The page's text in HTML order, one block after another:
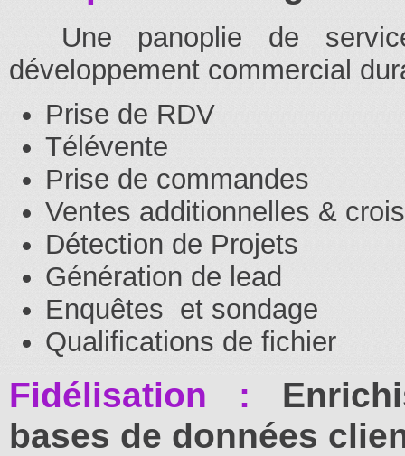
Une panoplie de
développement commercial
Prise de RDV
Télévente
Prise de commandes
Ventes additionnelles &
Détection de Projets
Génération de lead
Enquêtes et sondage
Qualifications de fichier
Fidélisation :
bases de données